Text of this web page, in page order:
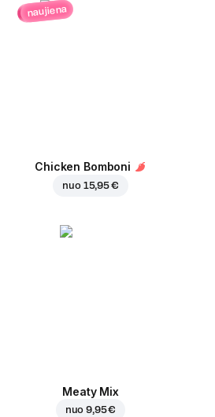
naujiena
Chicken Bomboni
nuo 15,95 €
Meaty Mix
nuo9,95 €